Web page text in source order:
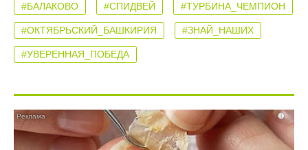
#БАЛАКОВО #СПИДВЕЙ #ТУРБИНА_ЧЕМПИОН
#ОКТЯБРЬСКИЙ_БАШКИРИЯ #ЗНАЙ_НАШИХ
#УВЕРЕННАЯ_ПОБЕДА
i